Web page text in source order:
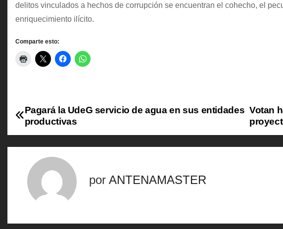
delitos vinculados a hechos de corrupción se encuentran el cohecho, el
enriquecimiento ilícito.
Comparte esto:
N
a
Votan
Pagará la UdeG servicio de agua en sus entidades
productivas
por ANTENAMASTER